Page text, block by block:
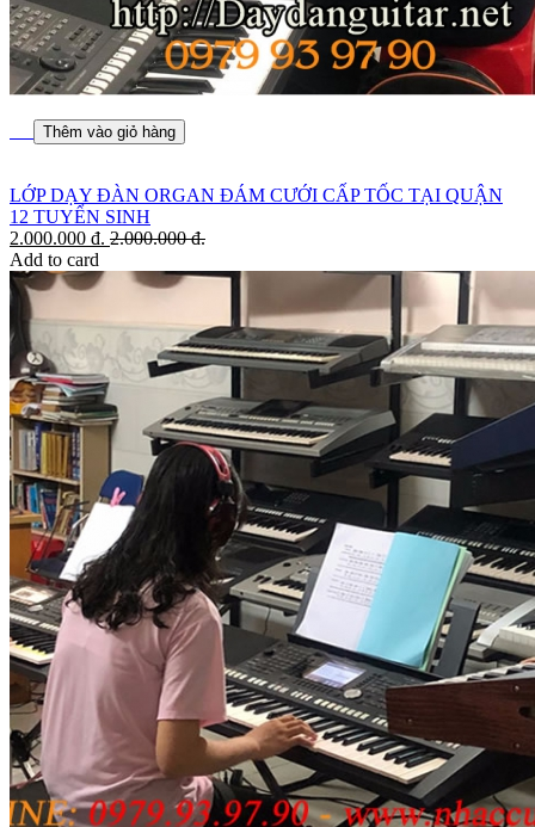
Thêm vào giỏ hàng
LỚP DẠY ĐÀN ORGAN ĐÁM CƯỚI CẤP TỐC TẠI QUẬN
12 TUYỂN SINH
2.000.000 đ. 2.000.000đ.
Add to card